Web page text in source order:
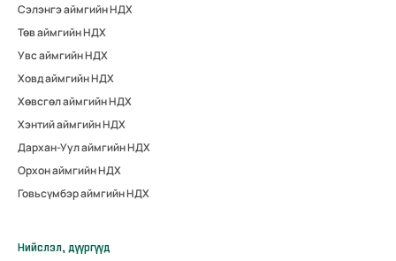
Сэлэнгэ аймгийн НДХ
Төв аймгийн НДХ
Увс аймгийн НДХ
Ховд аймгийн НДХ
Хөвсгөл аймгийн НДХ
Хэнтий аймгийн НДХ
Дархан-Уул аймгийн НДХ
Орхон аймгийн НДХ
Говьсүмбэр аймгийн НДХ
Нийслэл, дүүргүүд